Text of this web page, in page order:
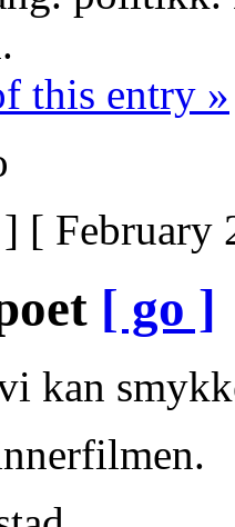
this entry »
] [ February
[ go ]
kan